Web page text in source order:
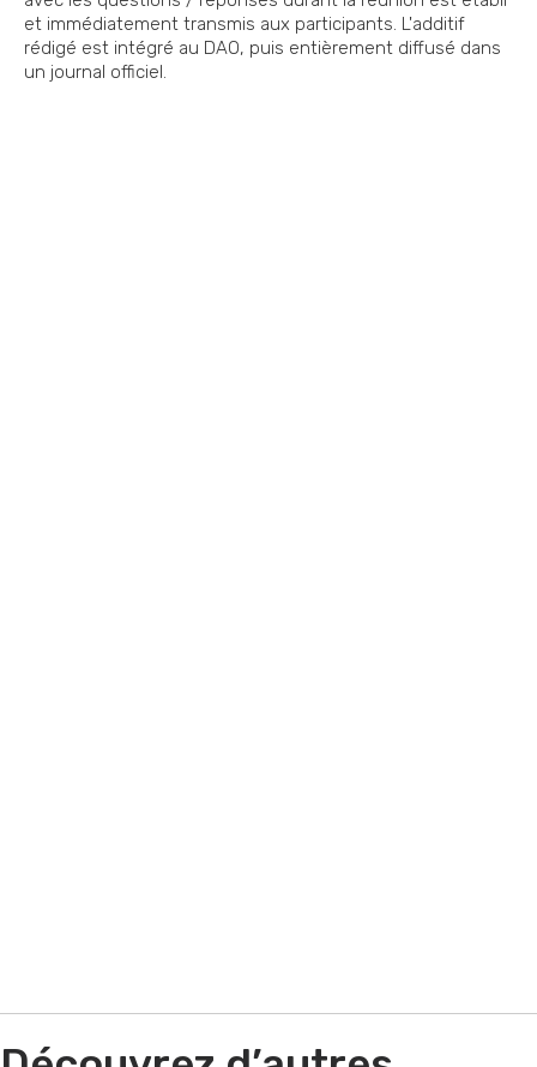
et immédiatement transmis aux participants. L'additif
rédigé est intégré au DAO, puis entièrement diffusé dans
un journal officiel.